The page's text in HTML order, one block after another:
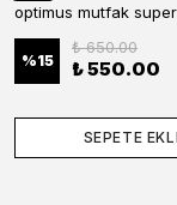
%15
₺ 650.00
₺ 550.00
SEPETE